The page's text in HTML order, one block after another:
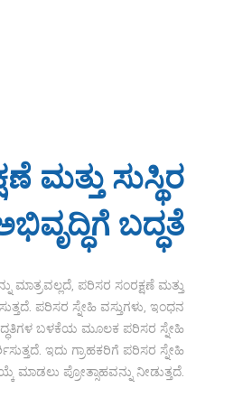
ಮತ್ತು ಸುಸ್ಥಿರ
ಬದ್ಧತೆ
ಮಾತ್ರವಲ್ಲದೆ, ಪರಿಸರ ಸಂರಕ್ಷಣೆ ಮತ್ತು
ಪರಿಸರ ಸ್ನೇಹಿ ವಸ್ತುಗಳು, ಇಂಧನ
ಬಳಕೆಯ ಮೂಲಕ ಪರಿಸರ ಸ್ನೇಹಿ
ಇದು ಗ್ರಾಹಕರಿಗೆ ಪರಿಸರ ಸ್ನೇಹಿ
ಮಾಡಲು ಪ್ರೋತ್ಸಾಹವನ್ನು ನೀಡುತ್ತದೆ.